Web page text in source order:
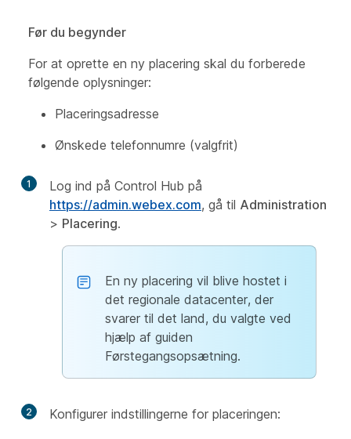
Før du begynder
For at oprette en ny placering skal du forberede
følgende oplysninger:
Placeringsadresse
Ønskede telefonnumre (valgfrit)
1
Log ind på Control Hub på
https://admin.webex.com, gå til Administration
> Placering.
En ny placering vil blive hostet i
det regionale datacenter, der
svarer til det land, du valgte ved
hjælp af guiden
Førstegangsopsætning.
2
Konfigurer indstillingerne for placeringen: